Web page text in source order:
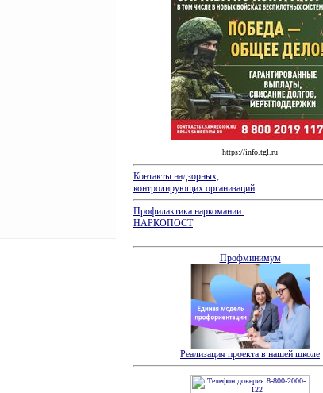
https://info.tgl.ru
Контакты надзорных,
контролирующих организаций
Профилактика наркомании
НАРКОПОСТ
Профминимум
Реализация проекта в нашей школе